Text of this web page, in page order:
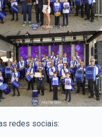
redes sociais: